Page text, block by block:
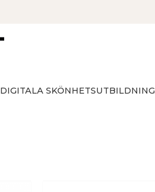
DIGITALA